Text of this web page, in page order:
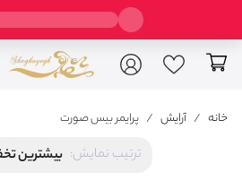
خانه / آرایش / پرایمر بیس صورت
ترتیب نمایش: بیشترین